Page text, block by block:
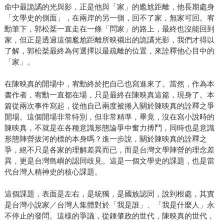
命中最詭譎的光與影，正是他與「家」的尷尬距離，他長期處身
「文學史的側面」，在兩岸的另一側，回不了家，無家可回。宥
勳筆下，郭松棻一直走在一條「問家」的路上，最終也沒能回到
家，但正是透過這個尷尬距離所映襯出的詭譎光影，我們才得以
了解，郭松棻最終為何選擇以最疏離的位置，來詮釋他心目中的
「家」。
在陳映真的開場中，宥勳終於把自己也寫進來了。當然，作為本
書作者，宥勳一直都在場，只是最終在陳映真這篇，現身了。本
篇從兩次事件寫起，從他自己兩度被捲入關於陳映真的詮釋之爭
開場。這個開場非常特別，但非常精準，畢竟，沒在寫小說時的
陳映真，不就是在各種意識形態論爭中奮力搏鬥，同時也是意識
形態陣營拔河的標的本身嗎？進一步說，關於陳映真的詮釋之
爭，絕不只是各家的理解差異而已，而是台灣文學陣營的理念差
異，更是台灣島嶼的認同歧見。這是一個文學史的課題，也是當
代台灣人精神史的核心課題。
這個課題，表面是左右，是統獨，是國族認同，說到根處，其實
是台灣小說家／台灣人集體對於「我是誰」、「我是什麼人」永
不停止的發問。這樣的爭議，從鍾肇政的世代，陳映真的世代，